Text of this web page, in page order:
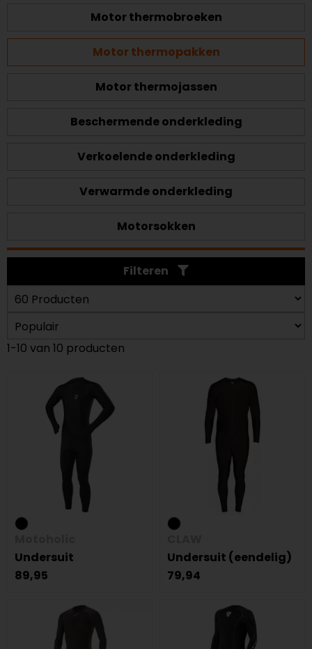
Motor thermobroeken
Motor thermopakken
Motor thermojassen
Beschermende onderkleding
Verkoelende onderkleding
Verwarmde onderkleding
Motorsokken
Filteren
1-10 van 10 producten
Undersuit
89,95
Undersuit (eendelig)
79,94